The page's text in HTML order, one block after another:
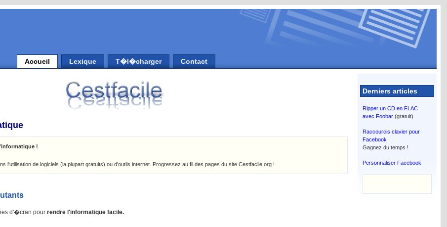
Accueil Lexique T�l�charger Contact
Derniers articles
Ripper un CD en FLAC
avec Foobar(gratuit)
Raccourcis clavier pour
Facebook
Gagnez du temps !
Personnaliser Facebook
!
l'utilisation de logiciels (la plupart gratuits) ou d'outils internet. Progressez au fil des pages du site Cestfacile.org !
d'�cran pourrendre l'informatique facile.